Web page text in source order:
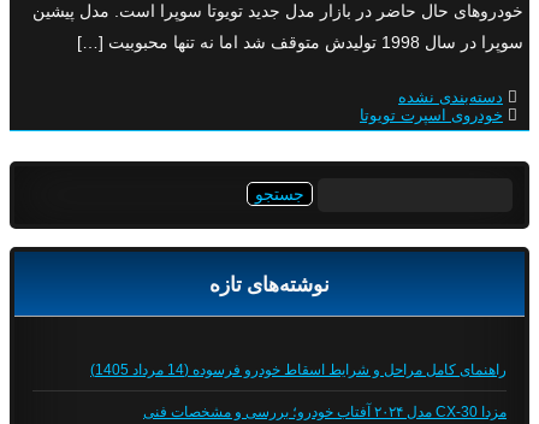
خودروهای حال حاضر در بازار مدل جدید تویوتا سوپرا است. مدل پیشین
سوپرا در سال 1998 تولیدش متوقف شد اما نه تنها محبوبیت […]
دسته‌بندی نشده
خودروی اسپرت تویوتا
نوشته‌های تازه
راهنمای کامل مراحل و شرایط اسقاط خودرو فرسوده (14 مرداد 1405)
مزدا CX-30 مدل ۲۰۲۴ آفتاب خودرو؛ بررسی و مشخصات فنی